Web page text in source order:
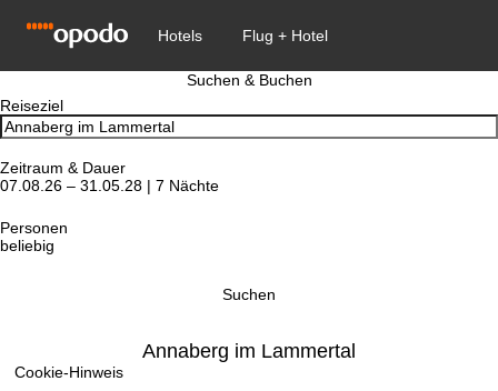
Cookie-Hinweis
Suchen & Buchen
Reiseziel
Zeitraum & Dauer
07.08.26 – 31.05.28 | 7 Nächte
Personen
beliebig
Suchen
Annaberg im Lammertal